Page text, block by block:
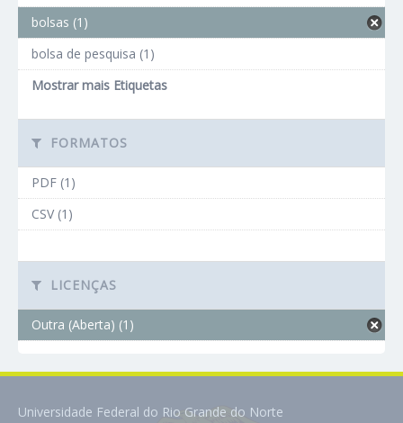
bolsas (1)
bolsa de pesquisa (1)
Mostrar mais Etiquetas
FORMATOS
PDF (1)
CSV (1)
LICENÇAS
Outra (Aberta) (1)
Universidade Federal do Rio Grande do Norte